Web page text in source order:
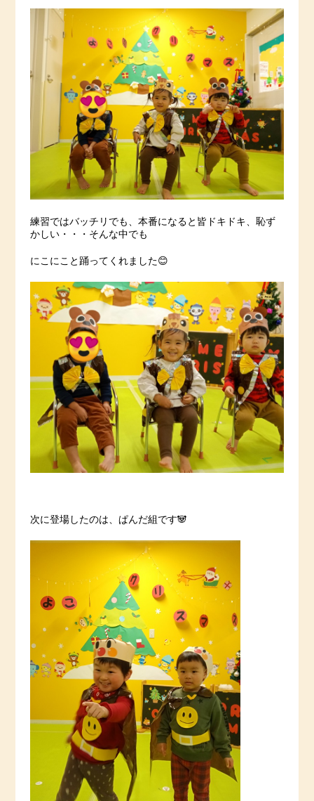
練習ではバッチリでも、本番になると皆ドキドキ、恥ず
かしい・・・そんな中でも
にこにこと踊ってくれました😊
次に登場したのは、ぱんだ組です🐼